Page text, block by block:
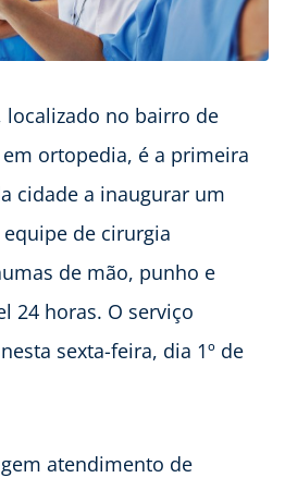
localizado no bairro de
ortopedia, é a primeira
cidade a inaugurar um
de cirurgia
de mão, punho e
24 horas. O serviço
sexta-feira, dia 1º de
atendimento de